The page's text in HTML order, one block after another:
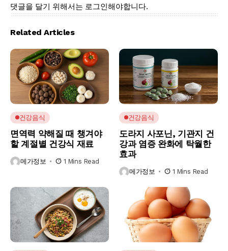
댓글을 달기 위해서는 로그인해야합니다.
Related Articles
건강음식
면역력 약해질 때 챙겨야
할 계절별 건강식 재료
메가정보 1 Mins Read
건강음식
도라지 사포닌, 기관지 건
강과 염증 완화에 탁월한
효과
메가정보 1 Mins Read